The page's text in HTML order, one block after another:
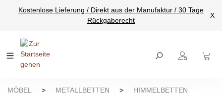
springen
Kostenlose Lieferung / Direkt aus der Manufaktur / 30 Tage
Rückgaberecht
X
MÖBEL > METALLBETTEN > HIMMELBETTEN